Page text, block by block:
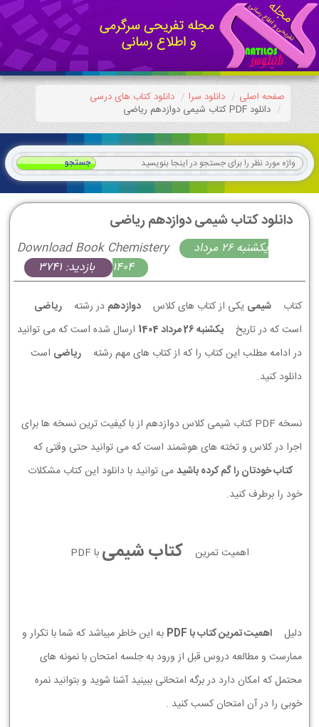
صفحه اصلی دانلود سرا
دانلود کتاب های درسی
دانلود PDF کتاب شیمی دوازدهم ریاضی
دانلود کتاب شیمی دوازدهم ریاضی
Download Book Chemistery
يكشنبه 26 مرداد
1404
بازدید: 3741
کتاب شیمی یکی از کتاب های کلاس دوازدهم در رشته
ریاضی
است که در تاریخ
يكشنبه 26 مرداد 1404
ارسال شده است که می توانید
در ادامه مطلب این کتاب را که از کتاب های مهم رشته
ریاضی است
دانلود کنید.
نسخه PDF کتاب شیمی کلاس دوازدهم از با کیفیت ترین نسخه ها برای
اجرا در کلاس و تخته های هوشمند است که می توانید حتی وقتی که
کتاب خودتان را گم کرده باشیدمی توانید با دانلود این کتاب مشکلات
خود را برطرف کنید.
اهمیت تمرین کتاب شیمی با PDF
دلیل اهمیت تمرین کتاب با PDF
به این خاطر میباشد که شما با تکرار و
ممارست و مطالعه دروس قبل از ورود به جلسه امتحان با نمونه های
محتمل که امکان دارد در برگه امتحانی ببینید آشنا شوید و بتوانید نمره
خوبی را در آن امتحان کسب کنید .